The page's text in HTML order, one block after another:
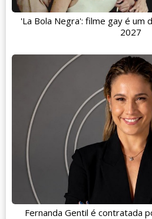
'La Bola Negra': filme gay é um
2027
Fernanda Gentil é contratada